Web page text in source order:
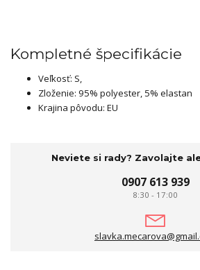
Kompletné špecifikácie
Veľkosť: S,
Zloženie: 95% polyester, 5% elastan
Krajina pôvodu: EU
Neviete si rady? Zavolajte
0907 613 939
8:30 - 17:00